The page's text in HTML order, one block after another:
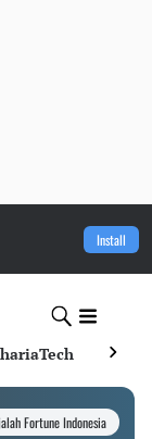
Install
Tech
Fortune Indonesia